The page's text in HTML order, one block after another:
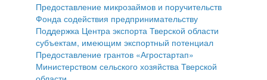
Культура
Образование
Здравоохранение
Социальная защита
Открытые данные
Работа с обращениями граждан
Муниципальный контроль
Муниципальные услуги
объектов недвижимости
Имущественная поддержка субъектов малого и
среднего предпринимательства
Информационная поддержка субъектов малого и
Предоставление микрозаймов и поручительств
Фонда содействия предпринимательству
Поддержка Центра экспорта Тверской области
субъектам, имеющим экспортный потенциал
Предоставление грантов «Агростартап»
Министерством сельского хозяйства Тверской